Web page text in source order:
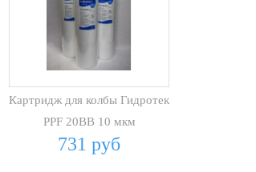
Картридж для колбы Гидротек
PPF 20BB 10 мкм
(вспененный ПП)
731 руб